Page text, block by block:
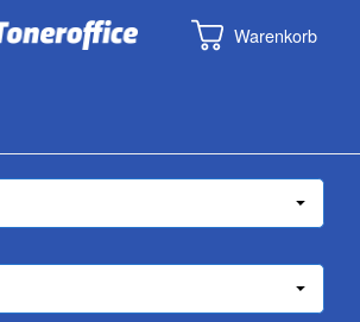
Warenkorb